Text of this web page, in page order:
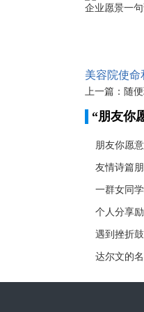
有原因的 原
美容院使命
语 企业愿
全
上一篇： 随
“朋友你
朋友你愿
友情诗篇
一群女同
遇到挫折
达尔文的